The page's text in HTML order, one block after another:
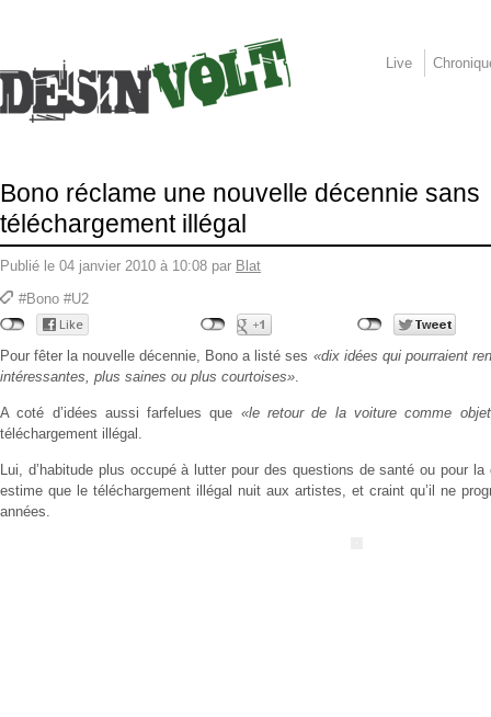
Live
Bono réclame une nouvelle décennie sans
téléchargement illégal
Publié le 04 janvier 2010 à 10:08 par Blat
#Bono #U2
Pour fêter la nouvelle décennie, Bono a listé ses «dix idées qui pourraient
intéressantes, plus saines ou plus courtoises».
A coté d’idées aussi farfelues que «le retour de la voiture comme
téléchargement illégal.
Lui, d’habitude plus occupé à lutter pour des questions de santé ou pour
estime que le téléchargement illégal nuit aux artistes, et craint qu’il ne
années.